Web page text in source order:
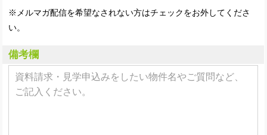
※メルマガ配信を希望なされない方はチェックをお外してくださ
い。
備考欄